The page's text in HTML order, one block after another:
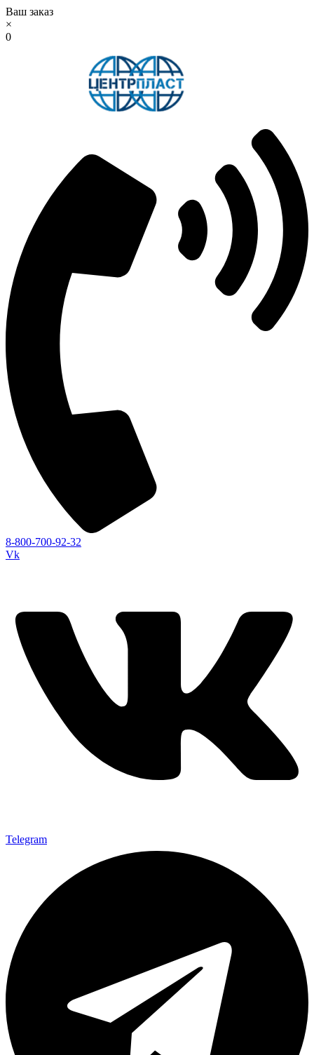
Ваш заказ
×
0
8-800-700-92-32
Vk
Telegram